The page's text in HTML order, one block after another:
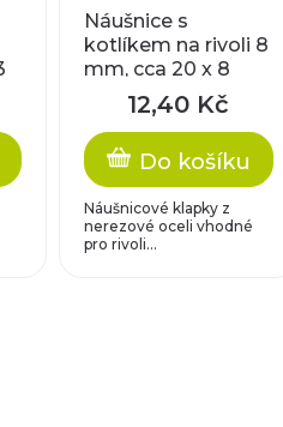
Náušnice s
kotlíkem na rivoli 8
mm, cca 20 x 8
12,40 Kč
Do košíku
Náušnicové klapky z
nerezové oceli vhodné
pro rivoli...